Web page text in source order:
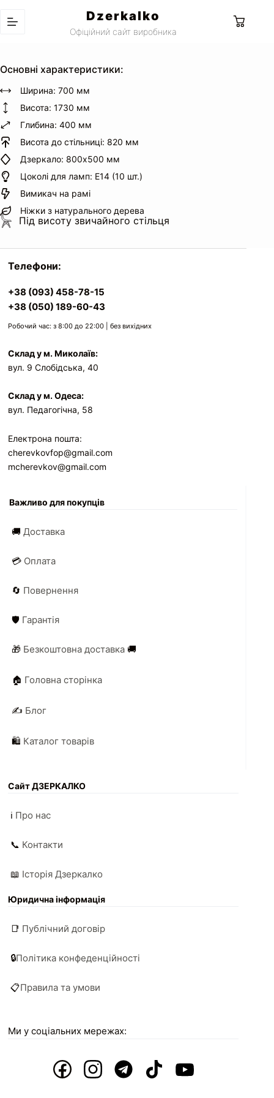
до
Dzerkalko
Офіційний сайт виробника Кошик
Основні характеристики:
Ширина: 700 мм
Висота: 1730 мм
Глибина: 400 мм
Висота до стільниці: 820 мм
Дзеркало: 800х500 мм
Цоколі для ламп: Е14 (10 шт.)
Вимикач на рамі
Ніжки з натурального дерева
Під висоту звичайного стільця
Телефони:
+38 (093) 458-78-15
+38 (050) 189-60-43
Робочий час: з 8:00 до 22:00 | без вихідних
Склад у м. Миколаїв:
вул. 9 Слобідська, 40
Склад у м. Одеса:
вул. Педагогічна, 58
Електрона пошта:
cherevkovfop@gmail.com
mcherevkov@gmail.com
Важливо для покупців
🚚Доставка
💳 Оплата
🔄 Повернення
🛡️ Гарантія
🎁 Безкоштовна доставка 🚚
🏠 Головна сторінка
✍️ Блог
🛍️ Каталог товарів
Сайт ДЗЕРКАЛКО
ℹ️ Про нас
📞 Контакти
📖 Історія Дзеркалко
Юридична інформація
📑 Публічний договір
🔒Політика конфеденційності
📋Правила та умови
Ми у соціальних мережах: